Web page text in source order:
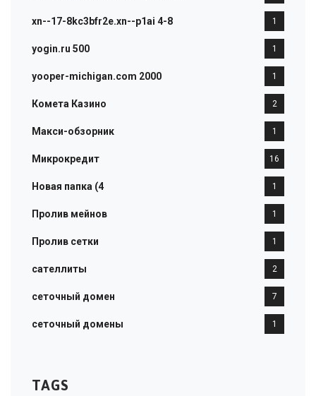
xn--17-8kc3bfr2e.xn--p1ai 4-8 1
yogin.ru 500 1
yooper-michigan.com 2000 1
Комета Казино 2
Макси-обзорник 1
Микрокредит 16
Новая папка (4 1
Пролив мейнов 1
Пролив сетки 1
сателлиты 2
сеточный домен 7
сеточный домены 1
TAGS